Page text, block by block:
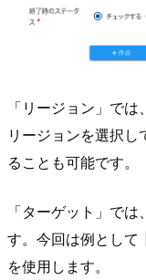
「リージョン」で
リージョンを選択
ることも可能です。
「ターゲット」で
す。今回は例として
を使用します。